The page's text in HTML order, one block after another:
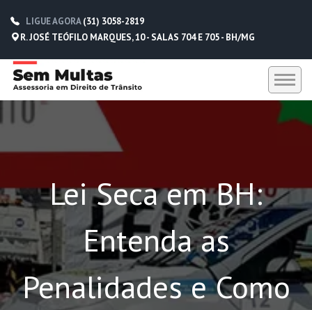
LIGUE AGORA(31) 3058-2819
R. JOSÉ TEÓFILO MARQUES, 10 - SALAS 704 E 705 - BH/MG
DEPOIMENTOS
CONTATO
(31) 3058-2819
(31) 98229-5662
(31) 98752-0612
Lei Seca em BH:
Entenda as
Penalidades e Como